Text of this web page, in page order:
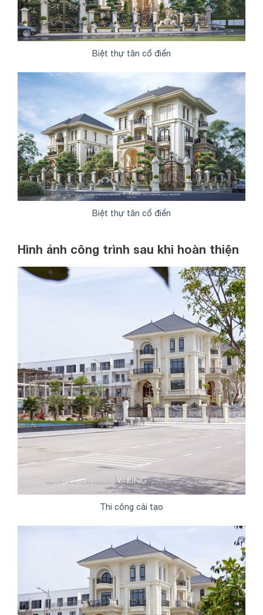
Biệt thự tân cổ điển
Biệt thự tân cổ điển
Hình ảnh công trình sau khi hoàn thiện
Thi công cải tạo